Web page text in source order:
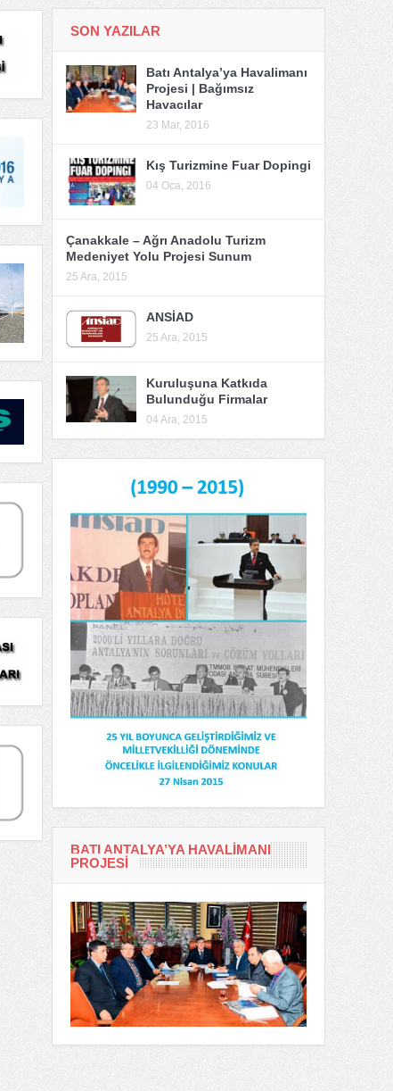
SON YAZILAR
Batı Antalya’ya Havalimanı
Projesi | Bağımsız
Havacılar
23 Mar, 2016
Kış Turizmine Fuar Dopingi
04 Oca, 2016
Çanakkale – Ağrı Anadolu Turizm
Medeniyet Yolu Projesi Sunum
25 Ara, 2015
ANSİAD
25 Ara, 2015
Kuruluşuna Katkıda
Bulunduğu Firmalar
04 Ara, 2015
BATI ANTALYA’YA HAVALIMANI
PROJESI